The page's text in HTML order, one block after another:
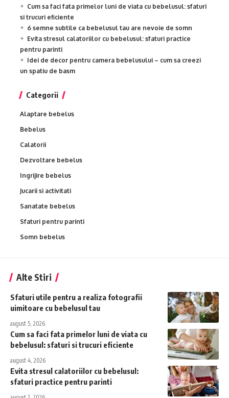
Cum sa faci fata primelor luni de viata cu bebelusul: sfaturi
si trucuri eficiente
6 semne subtile ca bebelusul tau are nevoie de somn
Evita stresul calatoriilor cu bebelusul: sfaturi practice
pentru parinti
Idei de decor pentru camera bebelusului – cum sa creezi
un spatiu de basm
Categorii
Alaptare bebelus
Bebelus
Calatorii
Dezvoltare bebelus
Ingrijire bebelus
Jucarii si activitati
Sanatate bebelus
Sfaturi pentru parinti
Somn bebelus
Alte Stiri
Sfaturi utile pentru a realiza fotografii
uimitoare cu bebelusul tau
august 5, 2026
Cum sa faci fata primelor luni de viata cu
bebelusul: sfaturi si trucuri eficiente
august 4, 2026
Evita stresul calatoriilor cu bebelusul:
sfaturi practice pentru parinti